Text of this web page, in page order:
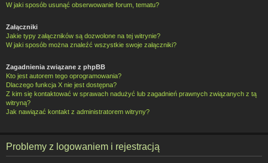
W jaki sposób usunąć obserwowanie forum, tematu?
Załączniki
Jakie typy załączników są dozwolone na tej witrynie?
W jaki sposób można znaleźć wszystkie swoje załączniki?
Zagadnienia związane z phpBB
Kto jest autorem tego oprogramowania?
Dlaczego funkcja X nie jest dostępna?
Z kim się kontaktować w sprawach nadużyć lub zagadnień prawnych związanych z tą
witryną?
Jak nawiązać kontakt z administratorem witryny?
Problemy z logowaniem i rejestracją